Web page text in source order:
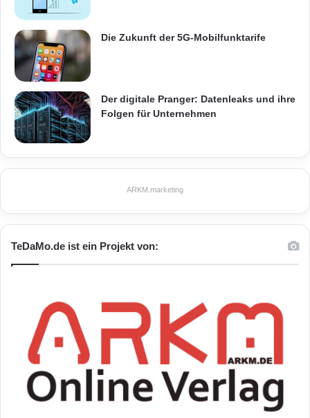
Die Zukunft der 5G-Mobilfunktarife
Der digitale Pranger: Datenleaks und ihre
Folgen für Unternehmen
ARKM.marketing
TeDaMo.de ist ein Projekt von: